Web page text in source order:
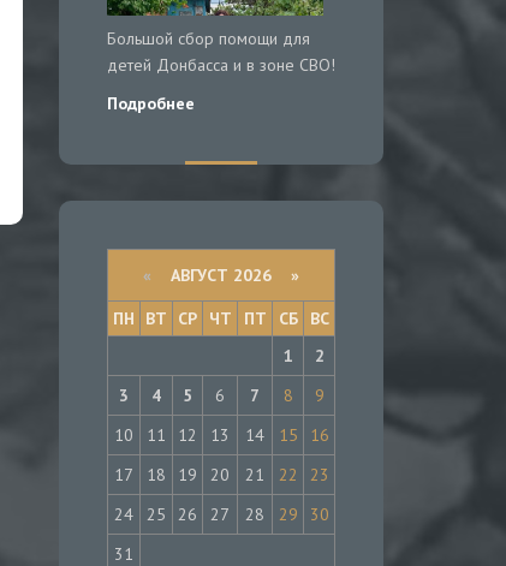
Большой сбор помощи для
детей Донбасса и в зоне СВО!
Подробнее
« АВГУСТ 2026 »
ПН
ВТ СР ЧТ ПТ СБ
ВС
1
2
3
4 5 6 7 8
9
10
11 12 13 14 15
16
17
18 19 20 21 22
23
24
25 26 27 28 29
30
31